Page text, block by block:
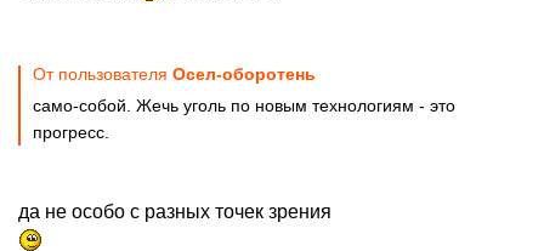
От пользователя Осел-оборотень
само-собой. Жечь уголь по новым технологиям - это
прогресс.
да не особо с разных точек зрения